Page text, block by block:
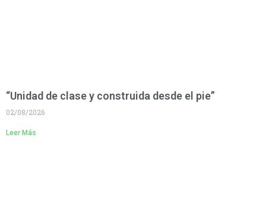
“Unidad de clase y construida desde el pie”
02/08/2026
Leer Más